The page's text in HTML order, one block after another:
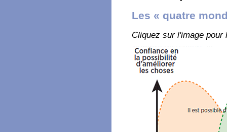
Les « quatre
Cliquez sur l'image pour